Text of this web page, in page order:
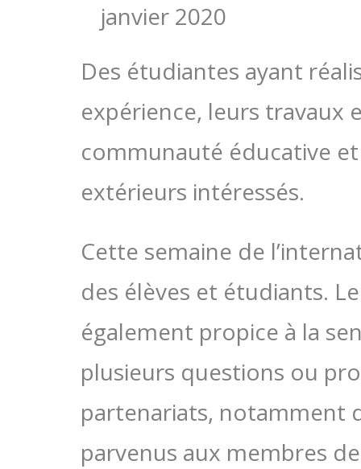
janvier 2020
Des étudiantes ayant
expérience, leurs travaux
communauté éducative et
extérieurs intéressés.
Cette semaine de
des élèves et étudiants.
également propice à la
plusieurs questions ou
partenariats, notamment
parvenus aux membres